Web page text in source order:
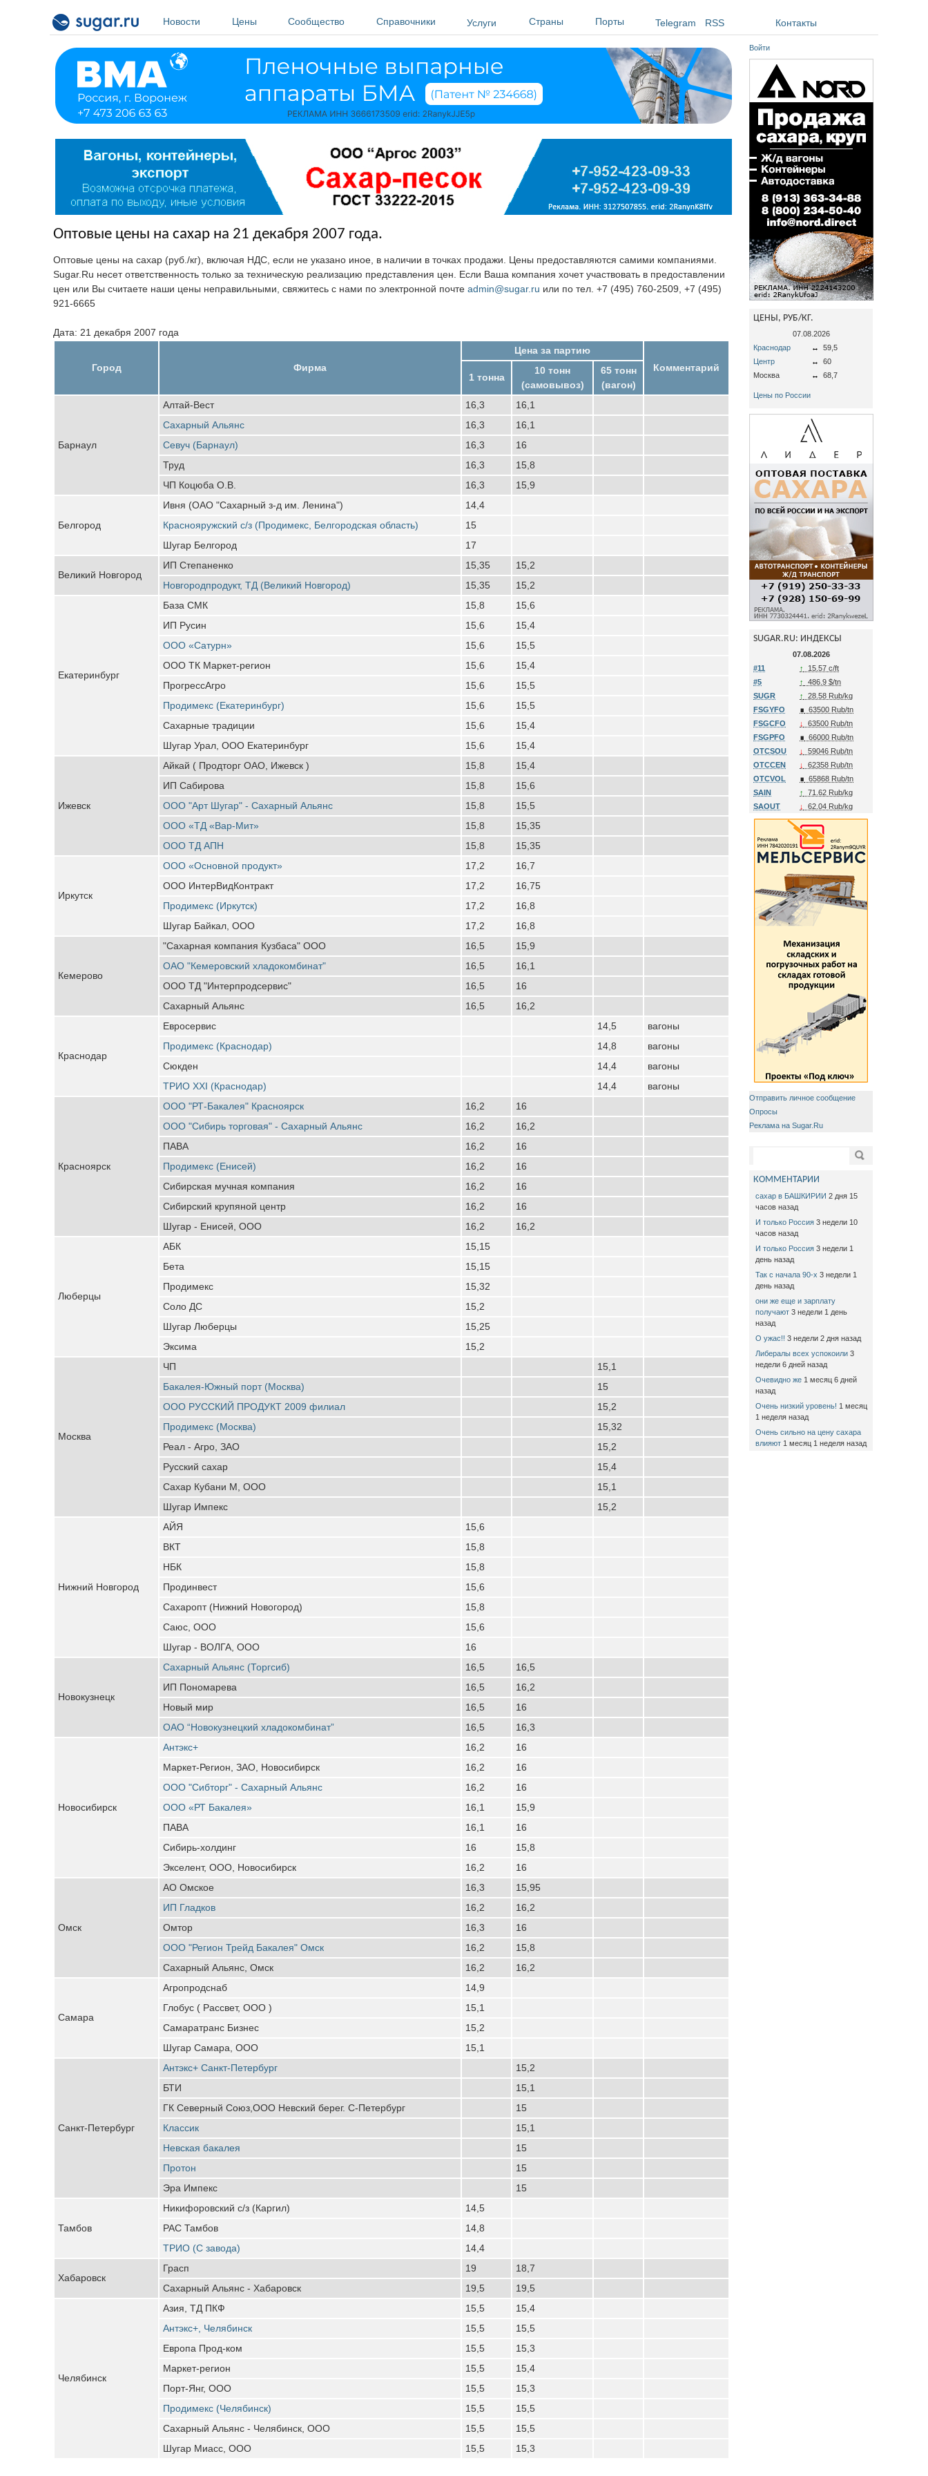
Новости
Цены Сообщество Справочники Услуги Страны Порты Telegram RSS Контакты
Оптовые цены на сахар на 21 декабря 2007 года.
Оптовые цены на сахар (руб./кг), включая НДС, если не указано иное, в наличии в точках продажи. Цены предоставляются самими компаниями.
Sugar.Ru несет ответственность только за техническую реализацию представления цен. Если Ваша компания хочет участвовать в предоставлении
цен или Вы считаете наши цены неправильными, свяжитесь с нами по электронной почте admin@sugar.ru или по тел. +7 (495) 760-2509, +7 (495)
921-6665
Дата: 21 декабря 2007 года
Город Фирма
Цена за партию
Комментарий
1 тонна
10 тонн
(самовывоз)
65 тонн
(вагон)
Барнаул
Алтай-Вест 16,3
16,1
Сахарный Альянс
16,3
16,1
Севуч (Барнаул)
16,3
16
Труд
16,3
15,8
ЧП Коцюба О.В.
16,3 15,9
Белгород
Ивня (ОАО "Сахарный з-д им. Ленина")
14,4
Краснояружский с/з (Продимекс, Белгородская область)
15
Шугар Белгород
17
Великий Новгород
ИП Степаненко 15,35
15,2
Новгородпродукт, ТД (Великий Новгород)
15,35 15,2
Екатеринбург
База СМК 15,8
15,6
ИП Русин
15,6
15,4
ООО «Сатурн»
15,6
15,5
ООО ТК Маркет-регион
15,6
15,4
ПрогрессАгро
15,6
15,5
Продимекс (Екатеринбург)
15,6
15,5
Сахарные традиции
15,6
15,4
Шугар Урал, ООО Екатеринбург
15,6 15,4
Ижевск
Айкай ( Продторг ОАО, Ижевск ) 15,8
15,4
ИП Сабирова
15,8
15,6
ООО "Арт Шугар" - Сахарный Альянс
15,8
15,5
ООО «ТД «Вар-Мит»
15,8
15,35
ООО ТД АПН
15,8 15,35
Иркутск
ООО «Основной продукт» 17,2
16,7
ООО ИнтерВидКонтракт
17,2
16,75
Продимекс (Иркутск)
17,2
16,8
Шугар Байкал, ООО
17,2 16,8
Кемерово
"Сахарная компания Кузбаса" ООО 16,5
15,9
ОАО "Кемеровский хладокомбинат"
16,5
16,1
ООО ТД "Интерпродсервис"
16,5
16
Сахарный Альянс
16,5 16,2
Краснодар
Евросервис 14,5
вагоны
Продимекс (Краснодар)
14,8
вагоны
Сюкден
14,4
вагоны
ТРИО XXI (Краснодар)
14,4 вагоны
Красноярск
ООО "РТ-Бакалея" Красноярск 16,2
16
ООО "Сибирь торговая" - Сахарный Альянс
16,2
16,2
ПАВА
16,2
16
Продимекс (Енисей)
16,2
16
Сибирская мучная компания
16,2
16
Сибирский крупяной центр
16,2
16
Шугар - Енисей, ООО
16,2 16,2
Люберцы
АБК
15,15
Бета
15,15
Продимекс
15,32
Соло ДС
15,2
Шугар Люберцы
15,25
Эксима
15,2
Москва
ЧП
15,1
Бакалея-Южный порт (Москва)
15
ООО РУССКИЙ ПРОДУКТ 2009 филиал
15,2
Продимекс (Москва)
15,32
Реал - Агро, ЗАО
15,2
Русский сахар
15,4
Сахар Кубани М, ООО
15,1
Шугар Импекс
15,2
Нижний Новгород
АЙЯ
15,6
ВКТ
15,8
НБК
15,8
Продинвест
15,6
Сахаропт (Нижний Новогород)
15,8
Саюс, ООО
15,6
Шугар - ВОЛГА, ООО
16
Новокузнецк
Сахарный Альянс (Торгсиб) 16,5
16,5
ИП Пономарева
16,5
16,2
Новый мир
16,5
16
ОАО “Новокузнецкий хладокомбинат”
16,5 16,3
Новосибирск
Антэкс+ 16,2
16
Маркет-Регион, ЗАО, Новосибирск
16,2
16
ООО "Сибторг" - Сахарный Альянс
16,2
16
ООО «РТ Бакалея»
16,1
15,9
ПАВА
16,1
16
Сибирь-холдинг
16
15,8
Экселент, ООО, Новосибирск
16,2 16
Омск
АО Омское 16,3
15,95
ИП Гладков
16,2
16,2
Омтор
16,3
16
ООО "Регион Трейд Бакалея" Омск
16,2
15,8
Сахарный Альянс, Омск
16,2 16,2
Самара
Агропродснаб
14,9
Глобус ( Рассвет, ООО )
15,1
Самаратранс Бизнес
15,2
Шугар Самара, ООО
15,1
Санкт-Петербург
Антэкс+ Санкт-Петербург
15,2
БТИ
15,1
ГК Северный Союз,ООО Невский берег. С-Петербург
15
Классик
15,1
Невская бакалея
15
Протон
15
Эра Импекс
15
Тамбов
Никифоровский с/з (Каргил)
14,5
РАС Тамбов
14,8
ТРИО (С завода)
14,4
Хабаровск
Грасп 19
18,7
Сахарный Альянс - Хабаровск
19,5 19,5
Челябинск
Азия, ТД ПКФ 15,5
15,4
Антэкс+, Челябинск
15,5
15,5
Европа Прод-ком
15,5
15,3
Маркет-регион
15,5
15,4
Порт-Янг, ООО
15,5
15,3
Продимекс (Челябинск)
15,5
15,5
Сахарный Альянс - Челябинск, ООО
15,5
15,5
Шугар Миасс, ООО
15,5 15,3
Войти
ЦЕНЫ, РУБ/КГ.
07.08.2026
Краснодар
↔
59,5
Центр
↔
60
Москва
↔ 68,7
Цены по России
SUGAR.RU: ИНДЕКСЫ
07.08.2026
#11
↑
15.57 c/ft
#5
↑
486.9 $/tn
SUGR
↑
28.58 Rub/kg
FSGYFO
∎ 63500 Rub/tn
FSGCFO
↓
63500 Rub/tn
FSGPFO
∎ 66000 Rub/tn
OTCSOU
↓
59046 Rub/tn
OTCCEN
↓
62358 Rub/tn
OTCVOL
∎ 65868 Rub/tn
SAIN
↑
71.62 Rub/kg
SAOUT
↓ 62.04 Rub/kg
Отправить личное сообщение
Опросы
Реклама на Sugar.Ru
Поиск
КОММЕНТАРИИ
сахар в БАШКИРИИ 2 дня 15
часов назад
И только Россия 3 недели 10
часов назад
И только Россия 3 недели 1
день назад
Так с начала 90-х 3 недели 1
день назад
они же еще и зарплату
получают 3 недели 1 день
назад
О ужас!! 3 недели 2 дня назад
Либералы всех успокоили 3
недели 6 дней назад
Очевидно же 1 месяц 6 дней
назад
Очень низкий уровень! 1 месяц
1 неделя назад
Очень сильно на цену сахара
влияют 1 месяц 1 неделя назад